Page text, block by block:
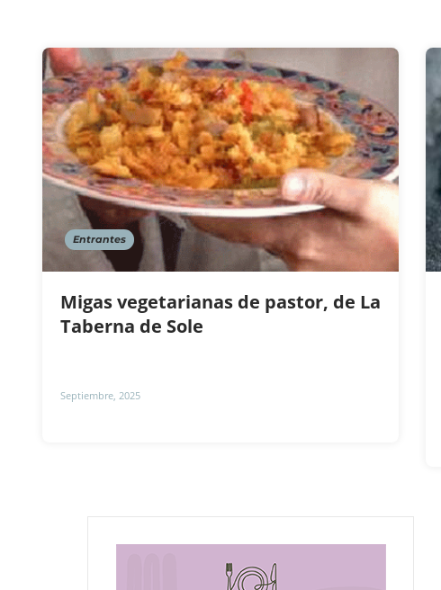
Entrantes
Migas vegetarianas de pastor, de La
Taberna de Sole
Septiembre, 2025